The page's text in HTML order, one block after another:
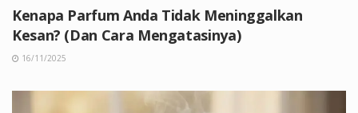
Kenapa Parfum Anda Tidak Meninggalkan
Kesan? (Dan Cara Mengatasinya)
16/11/2025